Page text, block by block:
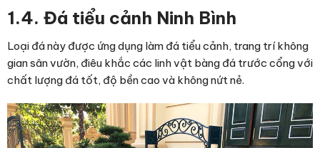
1.4. Đá tiểu cảnh Ninh Bình
Loại đá này được ứng dụng làm đá tiểu cảnh, trang trí không
gian sân vườn, điêu khắc các linh vật bàng đá trước cổng với
chất lượng đá tốt, độ bền cao và không nứt nẻ.